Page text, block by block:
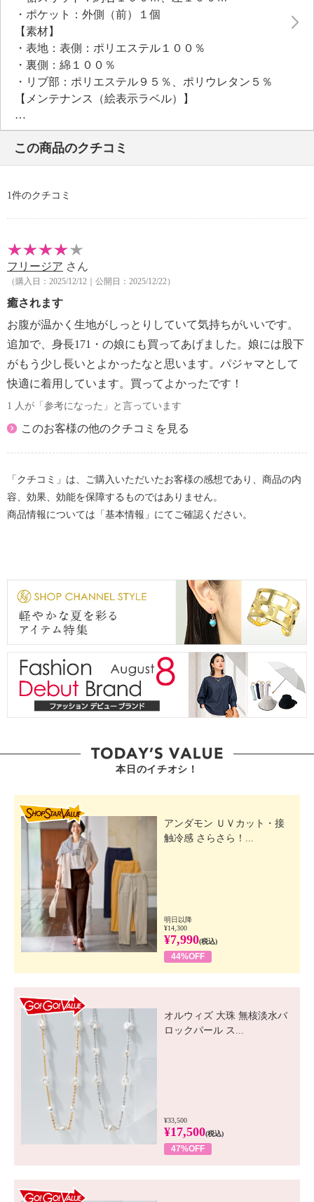
・ポケット：外側（前）１個
【素材】
・表地：表側：ポリエステル１００％
・裏側：綿１００％
・リブ部：ポリエステル９５％、ポリウレタン５％
【メンテナンス（絵表示ラベル）】
・洗濯機：可
・漂白処理：塩素系・酸素系漂白不可
・タンブル乾燥：不可
・自然乾燥：日陰の吊り干し
・ドライクリーニング：不可
【個体差あり】
【原産国（地）】
・中国製
＜パンツ＞
【詳細】
・ボトムウエスト：総ゴム
・ポケット：外側（前）２個
【素材】
・表地：表側：ポリエステル１００％
・裏側：綿１００％
【メンテナンス（絵表示ラベル）】
・洗濯機：可
・タンブル乾燥：不可
・自然乾燥：日陰の吊り干し
・アイロン仕上げ：可（低温）
【原産国（地）】
・中国製
この商品のクチコミ
1件のクチコミ
フリージア さん
（購入日：2025/12/12｜公開日：2025/12/22）
癒されます
お腹が温かく生地がしっとりしていて気持ちがいいです。
追加で、身長171・の娘にも買ってあげました。娘には股下
がもう少し長いとよかったなと思います。パジャマとして
快適に着用しています。買ってよかったです！
1 人が「参考になった」と言っています
このお客様の他のクチコミを見る
「クチコミ」は、ご購入いただいたお客様の感想であり、商品の内
容、効果、効能を保障するものではありません。
商品情報については「基本情報」にてご確認ください。
本日のイチオシ！
アンダモン ＵＶカット・接
触冷感 さらさら！...
明日以降
¥14,300
¥7,990(税込)
44%OFF
オルウィズ 大珠 無核淡水バ
ロックパール ス...
¥33,500
¥17,500(税込)
47%OFF